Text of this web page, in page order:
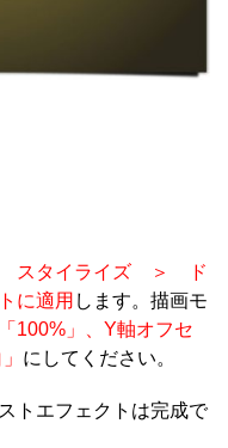
スタイライズ ＞ ド
に適用 します。描画モ
100%」、Y軸オフセ
にしてください。
トエフェクトは完成で